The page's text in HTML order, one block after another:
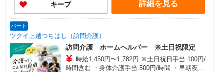
キープ 詳細を見る
パート
ツクイ上越つちはし（訪問介護）
訪問介護 ホームヘルパー ※土日祝限定
時給1,450円〜1,782円 ※土日祝日手当:100円/
時間含む ・身体介護手当:500円/時間 ・早朝夜間